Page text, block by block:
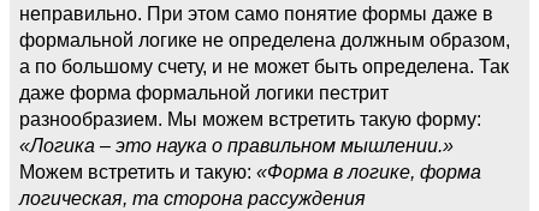
неправильно. При этом само понятие формы даже в
формальной логике не определена должным образом,
а по большому счету, и не может быть определена. Так
даже форма формальной логики пестрит
разнообразием. Мы можем встретить такую форму:
«Логика – это наука о правильном мышлении.»
Можем встретить и такую: «Форма в логике, форма
логическая, та сторона рассуждения